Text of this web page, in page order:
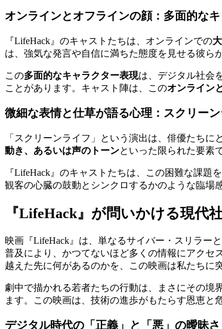
オンラインとオフラインの顔：多面的な
『LifeHack』のキャストたちは、オンラインでの
は、強気な発言や自信に満ちた態度を見せる彼ら
この多面的なキャラクター表現は、デジタル社会
ことがあります。キャスト陣は、このオンライン
微細な表情と仕草が語る心理：スクリー
「スクリーンライフ」という演出は、俳優たちに
動き、あるいは声のトーンといった限られた要素
『LifeHack』のキャストたちは、この困難な課
観客の心臓の鼓動とシンクロするかのような臨場
『LifeHack』が問いかける現代
映画『LifeHack』は、単なるサイバー・スリラー
普及により、かつてないほど多くの情報にアクセ
越えた先に何があるのかを、この映画は私たちに
劇中で描かれる若者たちの行動は、まさにその境
ます。この映画は、技術の進歩がもたらす恩恵と
デジタル時代の「正義」と「悪」の曖昧さ